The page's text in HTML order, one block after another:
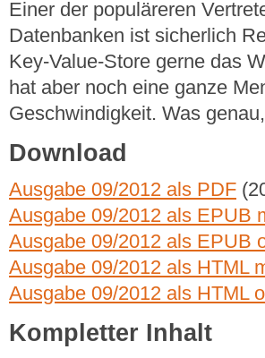
Einer der populäreren
Datenbanken ist sicherlich
Key-Value-Store gerne das
hat aber noch eine ganze
Geschwindigkeit. Was
Download
Ausgabe 09/2012 als PDF
Ausgabe 09/2012 als EPUB
Ausgabe 09/2012 als EPUB
Ausgabe 09/2012 als HTML
Ausgabe 09/2012 als HTML
Kompletter Inhalt